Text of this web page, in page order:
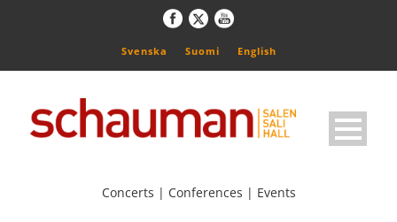
Svenska Suomi English
Concerts | Conferences | Events